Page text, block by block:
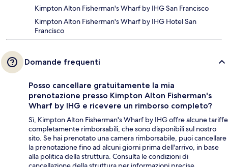
Kimpton Alton Fisherman's Wharf by IHG San Francisco
Kimpton Alton Fisherman's Wharf by IHG Hotel San
Francisco
Domande frequenti
Posso cancellare gratuitamente la mia
prenotazione presso Kimpton Alton Fisherman's
Wharf by IHG e ricevere un rimborso completo?
Sì, Kimpton Alton Fisherman's Wharf by IHG offre alcune tariffe
completamente rimborsabili, che sono disponibili sul nostro
sito. Se hai prenotato una camera rimborsabile, puoi cancellare
la prenotazione fino ad alcuni giorni prima dell'arrivo, in base
alla politica della struttura. Consulta le condizioni di